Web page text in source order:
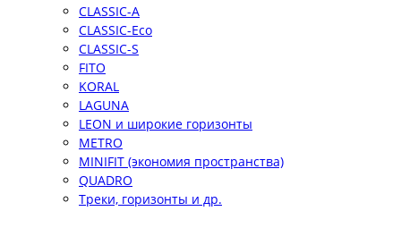
CLASSIC-A
CLASSIC-Eco
CLASSIC-S
FITO
KORAL
LAGUNA
LEON и широкие горизонты
METRO
MINIFIT (экономия пространства)
QUADRO
Треки, горизонты и др.